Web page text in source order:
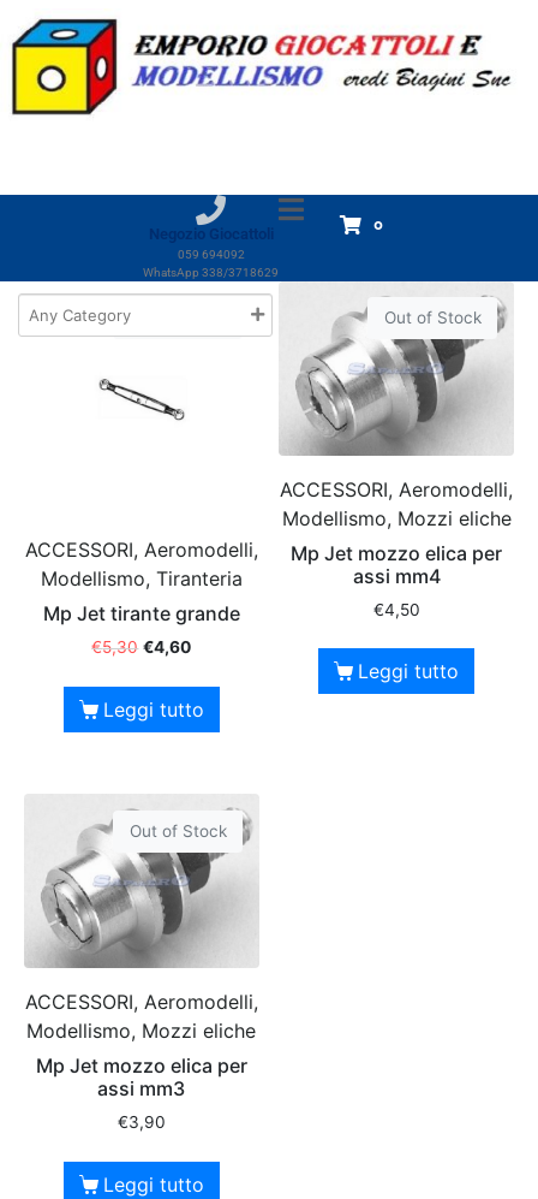
Negozio Giocattoli
059 694092
WhatsApp 338/3718629
0
Home Prodotti Mp Jet
Mp Jet
Out of Stock
ACCESSORI, Aeromodelli,
Modellismo, Tiranteria
Mp Jet tirante grande
€5,30 €4,60
Leggi tutto
Out of Stock
ACCESSORI, Aeromodelli,
Modellismo, Mozzi eliche
Mp Jet mozzo elica per
assi mm4
€4,50
Leggi tutto
Out of Stock
ACCESSORI, Aeromodelli,
Modellismo, Mozzi eliche
Mp Jet mozzo elica per
assi mm3
€3,90
Leggi tutto